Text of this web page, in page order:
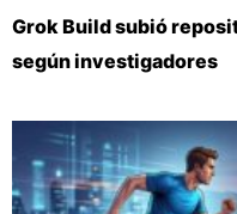
Grok Build subió
según investigadores